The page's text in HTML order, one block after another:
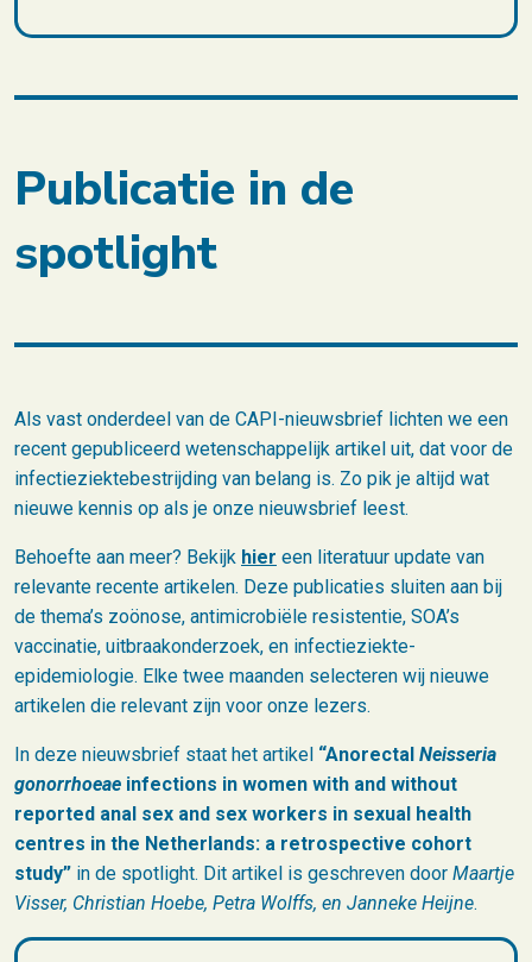
Publicatie in de
spotlight
Als vast onderdeel van de CAPI-nieuwsbrief lichten we een
recent gepubliceerd wetenschappelijk artikel uit, dat voor de
infectieziektebestrijding van belang is. Zo pik je altijd wat
nieuwe kennis op als je onze nieuwsbrief leest.
Behoefte aan meer? Bekijk hier een literatuur update van
relevante recente artikelen. Deze publicaties sluiten aan bij
de thema’s zoönose, antimicrobiële resistentie, SOA’s
vaccinatie, uitbraakonderzoek, en infectieziekte-
epidemiologie. Elke twee maanden selecteren wij nieuwe
artikelen die relevant zijn voor onze lezers.
In deze nieuwsbrief staat het artikel “Anorectal Neisseria
gonorrhoeae infections in women with and without
reported anal sex and sex workers in sexual health
centres in the Netherlands: a retrospective cohort
study” in de spotlight. Dit artikel is geschreven door Maartje
Visser, Christian Hoebe, Petra Wolffs, en Janneke Heijne.